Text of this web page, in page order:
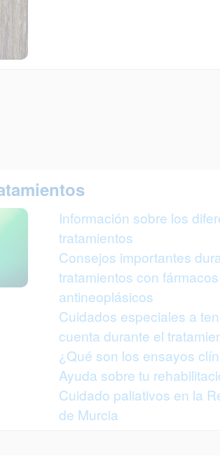
Información sobre los
tratamientos
Consejos importantes
tratamientos con fármacos
antineoplásicos
Cuidados especiales a
cuenta durante el
¿Qué son los ensayos
Ayuda sobre tu
Cuidado paliativos en la
de Murcia